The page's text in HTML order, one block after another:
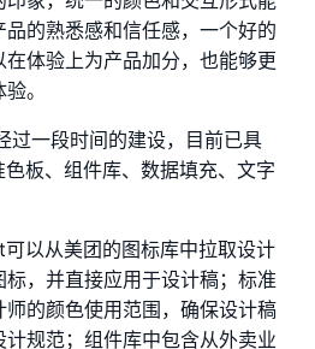
的熟悉感和信任感，一个好的
体验上为产品加分，也能够更
。
过一段时间的建设，目前已具
板、组件库、数据填充、文字
以从美团的图标库中拉取设计
标，并直接应用于设计稿；标准
的颜色使用范围，确保设计稿
计规范；组件库中包含从外卖业